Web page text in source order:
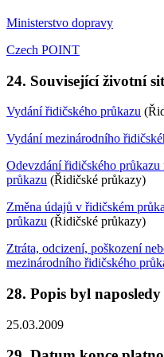
Ministerstvo dopravy
Czech POINT
24. Související životní
Vydání řidičského průkazu
Vydání mezinárodního
Odevzdání řidičského
průkazu (Řidičské průkazy)
Změna údajů v řidičském
průkazu (Řidičské průkazy)
Ztráta, odcizení, poškození
mezinárodního řidičského
28. Popis byl
25.03.2009